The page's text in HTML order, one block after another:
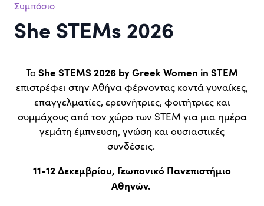
Συμπόσιο
She STEMs 2026
Το She STEMS 2026 by Greek Women in STEM
επιστρέφει στην Αθήνα φέρνοντας κοντά γυναίκες,
επαγγελματίες, ερευνήτριες, φοιτήτριες και
συμμάχους από τον χώρο των STEM για μια ημέρα
γεμάτη έμπνευση, γνώση και ουσιαστικές
συνδέσεις.
11-12 Δεκεμβρίου, Γεωπονικό Πανεπιστήμιο
Αθηνών.